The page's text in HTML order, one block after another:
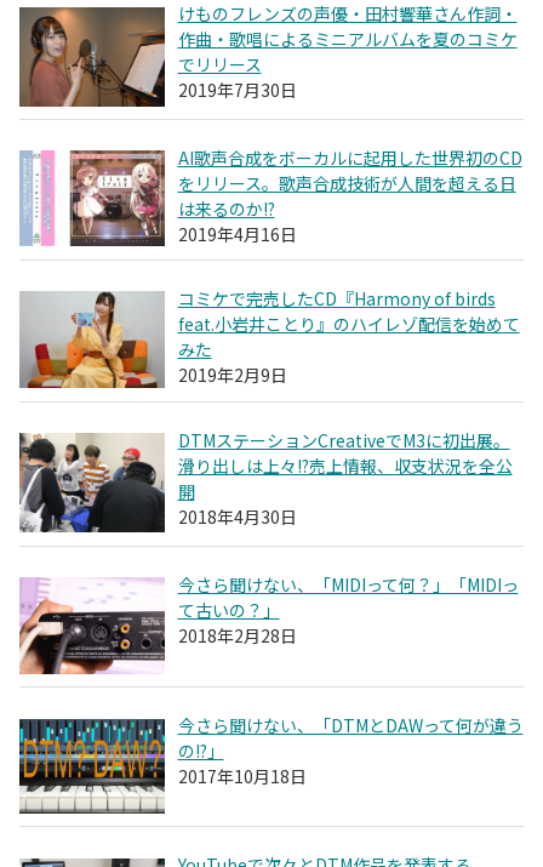
けものフレンズの声優・田村響華さん作詞・
作曲・歌唱によるミニアルバムを夏のコミケ
でリリース
2019年7月30日
AI歌声合成をボーカルに起用した世界初のCD
をリリース。歌声合成技術が人間を超える日
は来るのか!?
2019年4月16日
コミケで完売したCD『Harmony of birds
feat.小岩井ことり』のハイレゾ配信を始めて
みた
2019年2月9日
DTMステーションCreativeでM3に初出展。
滑り出しは上々!?売上情報、収支状況を全公
開
2018年4月30日
今さら聞けない、「MIDIって何？」「MIDIっ
て古いの？」
2018年2月28日
今さら聞けない、「DTMとDAWって何が違う
の!?」
2017年10月18日